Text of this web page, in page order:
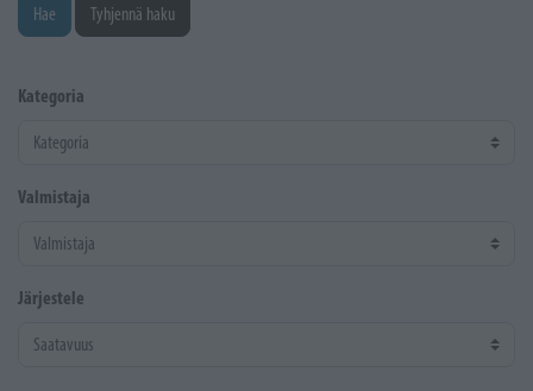
Hae Tyhjennä haku
Kategoria
Valmistaja
Järjestele